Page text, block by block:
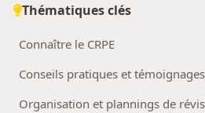
Thématiques clés
Connaître le CRPE
Conseils pratiques et
Organisation et plannings de